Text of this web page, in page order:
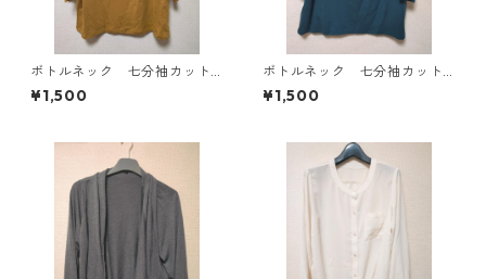
ボトルネック 七分袖カット
ソー ４Ｌ マスタード KA
E-4816
¥1,500
ボトルネック 七分袖カット
ソー ４Ｌ ティールグリー
ン KAE-4815
¥1,500